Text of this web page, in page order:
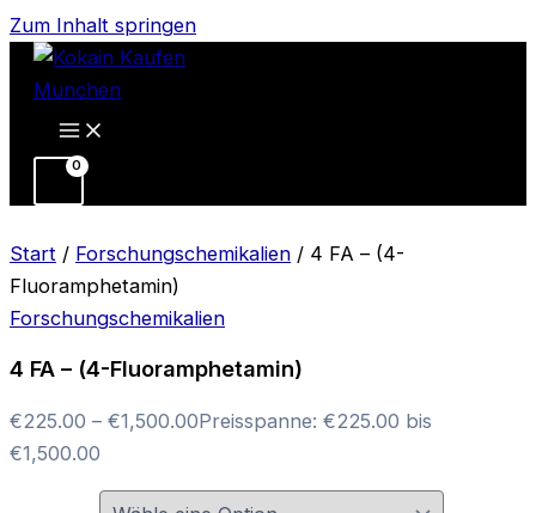
Zum Inhalt springen
Start / Forschungschemikalien / 4 FA – (4-
Fluoramphetamin)
Forschungschemikalien
4 FA – (4-Fluoramphetamin)
€225.00 – €1,500.00Preisspanne: €225.00 bis
€1,500.00